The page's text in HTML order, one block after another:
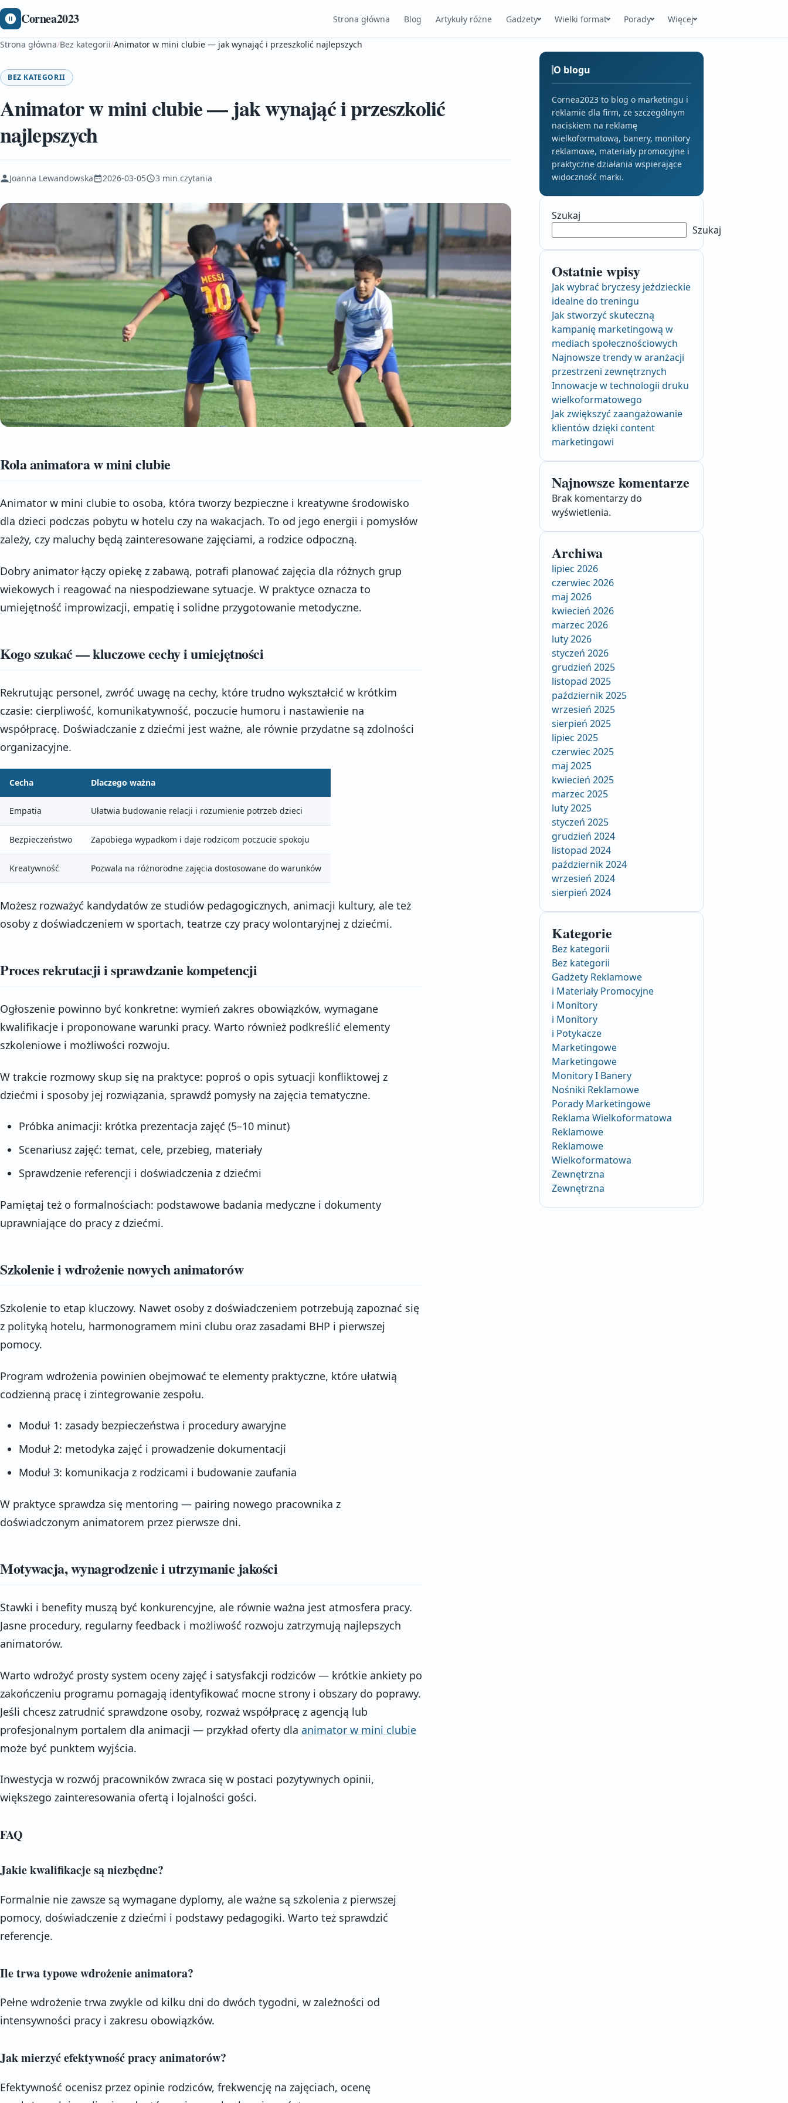
Cornea2023 Strona główna Blog Artykuły różne Gadżety Wielki format Porady Więcej
Strona główna/Bez kategorii/Animator w mini clubie — jak wynająć i przeszkolić najlepszych
BEZ KATEGORII
Animator w mini clubie — jak wynająć i przeszkolić
najlepszych
Joanna Lewandowska 2026-03-05 3 min czytania
Rola animatora w mini clubie
Animator w mini clubie to osoba, która tworzy bezpieczne i kreatywne środowisko
dla dzieci podczas pobytu w hotelu czy na wakacjach. To od jego energii i pomysłów
zależy, czy maluchy będą zainteresowane zajęciami, a rodzice odpoczną.
Dobry animator łączy opiekę z zabawą, potrafi planować zajęcia dla różnych grup
wiekowych i reagować na niespodziewane sytuacje. W praktyce oznacza to
umiejętność improwizacji, empatię i solidne przygotowanie metodyczne.
Kogo szukać — kluczowe cechy i umiejętności
Rekrutując personel, zwróć uwagę na cechy, które trudno wykształcić w krótkim
czasie: cierpliwość, komunikatywność, poczucie humoru i nastawienie na
współpracę. Doświadczanie z dziećmi jest ważne, ale równie przydatne są zdolności
organizacyjne.
Cecha Dlaczego ważna
Empatia Ułatwia budowanie relacji i rozumienie potrzeb dzieci
Bezpieczeństwo Zapobiega wypadkom i daje rodzicom poczucie spokoju
Kreatywność Pozwala na różnorodne zajęcia dostosowane do warunków
Możesz rozważyć kandydatów ze studiów pedagogicznych, animacji kultury, ale też
osoby z doświadczeniem w sportach, teatrze czy pracy wolontaryjnej z dziećmi.
Proces rekrutacji i sprawdzanie kompetencji
Ogłoszenie powinno być konkretne: wymień zakres obowiązków, wymagane
kwalifikacje i proponowane warunki pracy. Warto również podkreślić elementy
szkoleniowe i możliwości rozwoju.
W trakcie rozmowy skup się na praktyce: poproś o opis sytuacji konfliktowej z
dziećmi i sposoby jej rozwiązania, sprawdź pomysły na zajęcia tematyczne.
Próbka animacji: krótka prezentacja zajęć (5–10 minut)
Scenariusz zajęć: temat, cele, przebieg, materiały
Sprawdzenie referencji i doświadczenia z dziećmi
Pamiętaj też o formalnościach: podstawowe badania medyczne i dokumenty
uprawniające do pracy z dziećmi.
Szkolenie i wdrożenie nowych animatorów
Szkolenie to etap kluczowy. Nawet osoby z doświadczeniem potrzebują zapoznać się
z polityką hotelu, harmonogramem mini clubu oraz zasadami BHP i pierwszej
pomocy.
Program wdrożenia powinien obejmować te elementy praktyczne, które ułatwią
codzienną pracę i zintegrowanie zespołu.
Moduł 1: zasady bezpieczeństwa i procedury awaryjne
Moduł 2: metodyka zajęć i prowadzenie dokumentacji
Moduł 3: komunikacja z rodzicami i budowanie zaufania
W praktyce sprawdza się mentoring — pairing nowego pracownika z
doświadczonym animatorem przez pierwsze dni.
Motywacja, wynagrodzenie i utrzymanie jakości
Stawki i benefity muszą być konkurencyjne, ale równie ważna jest atmosfera pracy.
Jasne procedury, regularny feedback i możliwość rozwoju zatrzymują najlepszych
animatorów.
Warto wdrożyć prosty system oceny zajęć i satysfakcji rodziców — krótkie ankiety po
zakończeniu programu pomagają identyfikować mocne strony i obszary do poprawy.
Jeśli chcesz zatrudnić sprawdzone osoby, rozważ współpracę z agencją lub
profesjonalnym portalem dla animacji — przykład oferty dla animator w mini clubie
może być punktem wyjścia.
Inwestycja w rozwój pracowników zwraca się w postaci pozytywnych opinii,
większego zainteresowania ofertą i lojalności gości.
FAQ
Jakie kwalifikacje są niezbędne?
Formalnie nie zawsze są wymagane dyplomy, ale ważne są szkolenia z pierwszej
pomocy, doświadczenie z dziećmi i podstawy pedagogiki. Warto też sprawdzić
referencje.
Ile trwa typowe wdrożenie animatora?
Pełne wdrożenie trwa zwykle od kilku dni do dwóch tygodni, w zależności od
intensywności pracy i zakresu obowiązków.
Jak mierzyć efektywność pracy animatorów?
Efektywność ocenisz przez opinie rodziców, frekwencję na zajęciach, ocenę
O blogu
Cornea2023 to blog o marketingu i
reklamie dla firm, ze szczególnym
naciskiem na reklamę
wielkoformatową, banery, monitory
reklamowe, materiały promocyjne i
praktyczne działania wspierające
widoczność marki.
Szukaj
Szukaj
Ostatnie wpisy
Jak wybrać bryczesy jeździeckie
idealne do treningu
Jak stworzyć skuteczną
kampanię marketingową w
mediach społecznościowych
Najnowsze trendy w aranżacji
przestrzeni zewnętrznych
Innowacje w technologii druku
wielkoformatowego
Jak zwiększyć zaangażowanie
klientów dzięki content
marketingowi
Najnowsze komentarze
Brak komentarzy do
wyświetlenia.
Archiwa
lipiec 2026
czerwiec 2026
maj 2026
kwiecień 2026
marzec 2026
luty 2026
styczeń 2026
grudzień 2025
listopad 2025
październik 2025
wrzesień 2025
sierpień 2025
lipiec 2025
czerwiec 2025
maj 2025
kwiecień 2025
marzec 2025
luty 2025
styczeń 2025
grudzień 2024
listopad 2024
październik 2024
wrzesień 2024
sierpień 2024
Kategorie
Bez kategorii
Bez kategorii
Gadżety Reklamowe
i Materiały Promocyjne
i Monitory
i Monitory
i Potykacze
Marketingowe
Marketingowe
Monitory I Banery
Nośniki Reklamowe
Porady Marketingowe
Reklama Wielkoformatowa
Reklamowe
Reklamowe
Wielkoformatowa
Zewnętrzna
Zewnętrzna